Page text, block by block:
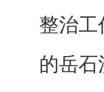
整治工
的岳